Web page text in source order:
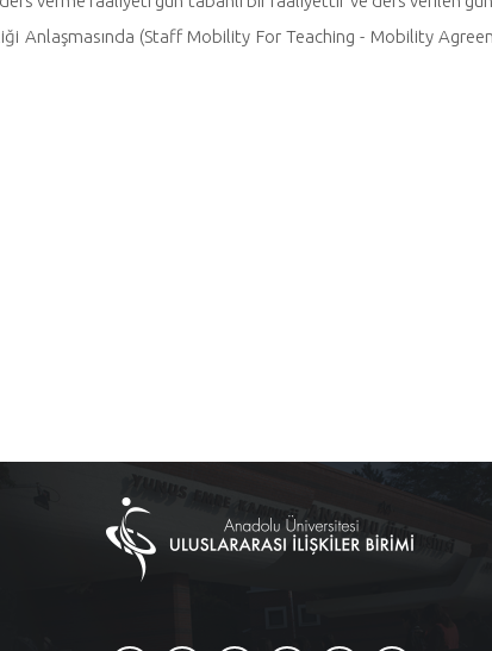
Anlaşmasında (Staff Mobility For Teaching - Mobility